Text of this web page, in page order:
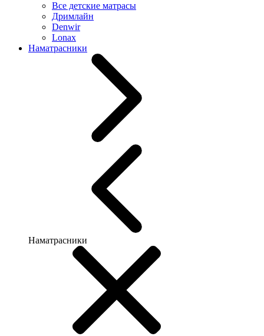
Все детские матрасы
Дримлайн
Denwir
Lonax
Наматрасники
Наматрасники